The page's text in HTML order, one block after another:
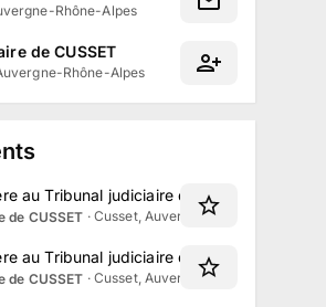
Rhône-Alpes
de CUSSET
Rhône-Alpes
au Tribunal judiciaire de Cusset le 9
de CUSSET · Cusset, Auvergne-Rhône-Alpes
au Tribunal judiciaire de Cusset le 7
de CUSSET · Cusset, Auvergne-Rhône-Alpes